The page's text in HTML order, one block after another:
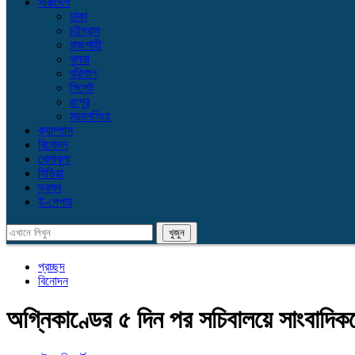
ঢাকা
চট্টগ্রাম
রাজশাহী
খুলনা
বরিশাল
সিলেট
রংপুর
ময়মনসিংহ
ক্যাম্পাস
বিনোদন
খেলাধুলা
মিডিয়া
ভ্রমন
ই-পেপার
প্রচ্ছদ
বিনোদন
অগ্নিকাণ্ডের ৫ দিন পর সচিবালয়ে